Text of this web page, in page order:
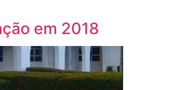
em 2018